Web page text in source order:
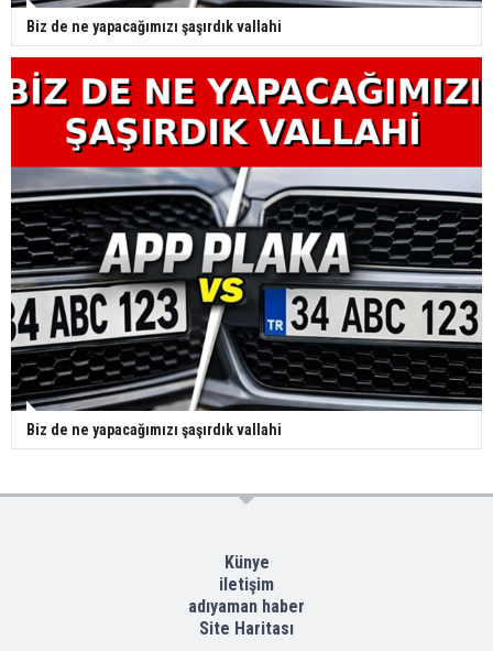
Biz de ne yapacağımızı şaşırdık vallahi
Biz de ne yapacağımızı şaşırdık vallahi
Künye
iletişim
adıyaman haber
Site Haritası